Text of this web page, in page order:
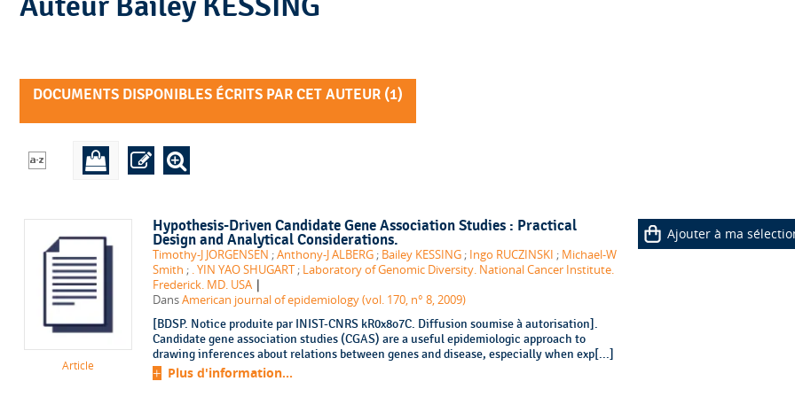
DOCUMENTS DISPONIBLES ÉCRITS PAR CET AUTEUR (1)
Article
Hypothesis-Driven Candidate Gene Association Studies : Practical
Design and Analytical Considerations.
Timothy-J JORGENSEN ;Anthony-J ALBERG ; Bailey KESSING ; Ingo RUCZINSKI ; Michael-W
Smith ; . YIN YAO SHUGART ; Laboratory of Genomic Diversity. National Cancer Institute.
Frederick. MD. USA |
DansAmerican journal of epidemiology (vol. 170, n° 8, 2009)
[BDSP. Notice produite par INIST-CNRS kR0x8o7C. Diffusion soumise à autorisation].
Candidate gene association studies (CGAS) are a useful epidemiologic approach to
drawing inferences about relations between genes and disease, especially when exp[...]
Plus d'information...
Ajouter à ma